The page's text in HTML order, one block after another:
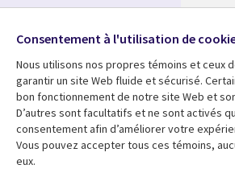
Salle
Ressources
Articles
Suivez-nous
Social
Media
Global
FR
Consentement à l'utilisation de
Nous utilisons nos propres témoins et ceux
garantir un site Web fluide et sécurisé.
bon fonctionnement de notre site Web et
D’autres sont facultatifs et ne sont activés
consentement afin d’améliorer votre
Vous pouvez accepter tous ces témoins,
eux.